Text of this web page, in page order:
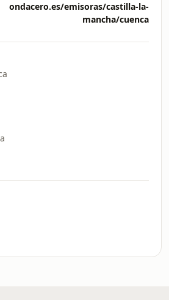
ondacero.es/emisoras/castilla-la-
mancha/cuenca